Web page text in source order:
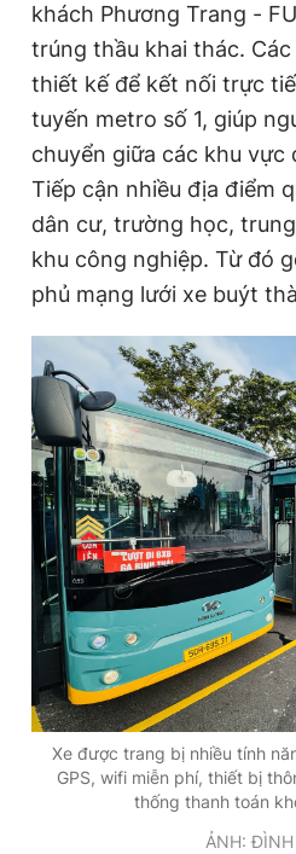
Giấy phép xuất bản số 110/GP -
© 2003-2026 Bản quyền thuộc về
chép dưới mọi hình thức nếu
bản. Phát triển bởi ePi
khách Phương Trang -
trúng thầu khai thác.
thiết kế để kết nối trực
tuyến metro số 1, giúp
chuyển giữa các khu vực
Tiếp cận nhiều địa điểm
dân cư, trường học,
khu công nghiệp. Từ đó
phủ mạng lưới xe buýt
Xe được trang bị nhiều tính
GPS, wifi miễn phí, thiết bị
thống thanh toán
ẢNH: